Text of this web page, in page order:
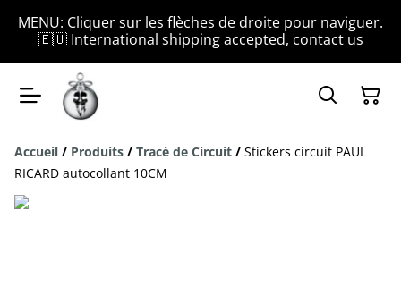
MENU: Cliquer sur les flèches de droite pour naviguer.
🇪🇺 International shipping accepted, contact us
Accueil / Produits / Tracé de Circuit / Stickers circuit PAUL
RICARD autocollant 10CM